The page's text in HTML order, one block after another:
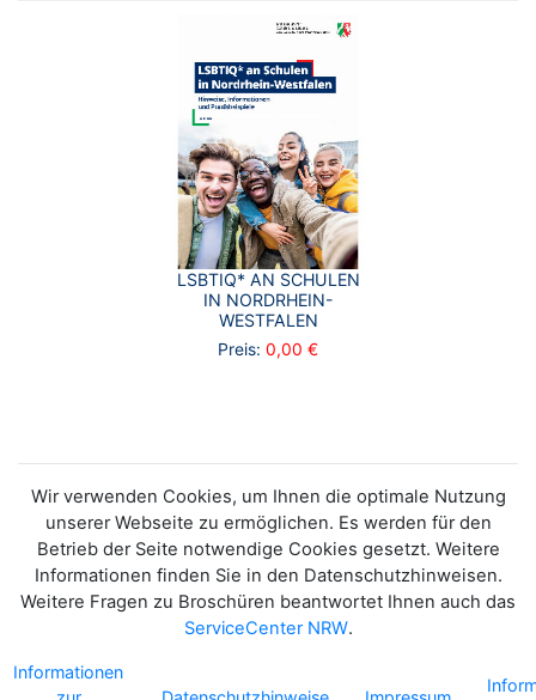
LSBTIQ* AN SCHULEN
IN NORDRHEIN-
WESTFALEN
Preis: 0,00 €
Wir verwenden Cookies, um Ihnen die optimale Nutzung
unserer Webseite zu ermöglichen. Es werden für den
Betrieb der Seite notwendige Cookies gesetzt. Weitere
Informationen finden Sie in den Datenschutzhinweisen.
Weitere Fragen zu Broschüren beantwortet Ihnen auch das
ServiceCenter NRW.
Informationen